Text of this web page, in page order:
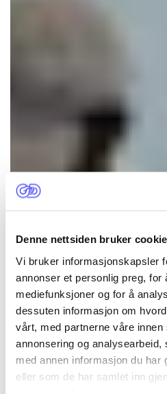
Denne nettsiden bruker
Vi bruker informasjonskapsler
annonser et personlig preg, for
mediefunksjoner og for å
dessuten informasjon om
vårt, med partnerne våre innen
annonsering og
med annen informasjon du har
eller som de har samlet inn